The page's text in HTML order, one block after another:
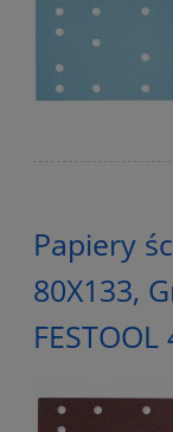
Papiery
80X133,